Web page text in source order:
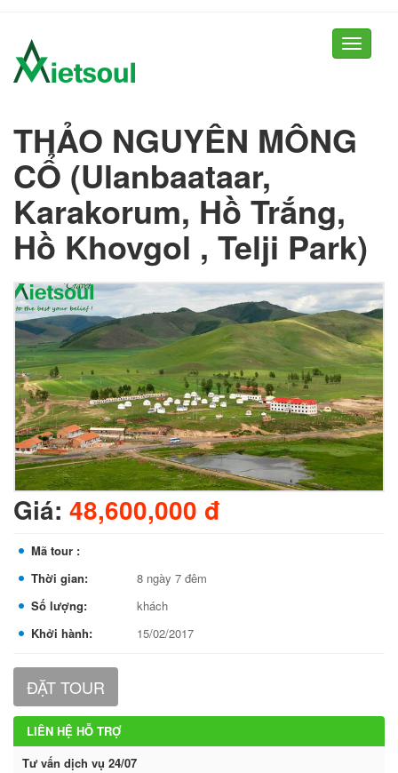
Toggle
THẢO NGUYÊN MÔNG
CỔ (Ulanbaataar,
Karakorum, Hồ Trắng,
Hồ Khovgol , Telji Park)
Giá: 48,600,000 đ
Mã tour :
Thời gian:
8 ngày 7 đêm
Số lượng:
khách
Khởi hành:
15/02/2017
ĐẶT TOUR
LIÊN HỆ HỖ TRỢ
Tư vấn dịch vụ 24/07